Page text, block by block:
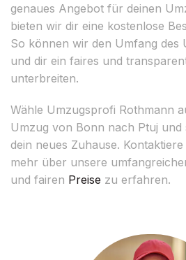
genaues Angebot für deinen
bieten wir dir eine kostenlose
So können wir den Umfang des
und dir ein faires und
unterbreiten.
Wähle Umzugsprofi Rothmann
Umzug von Bonn nach Ptuj und
dein neues Zuhause.
mehr über unsere
und fairen Preise zu erfahren.